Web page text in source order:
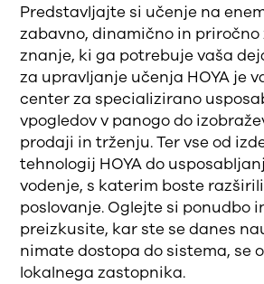
Predstavljajte si učenje na
zabavno, dinamično in priročno
znanje, ki ga potrebuje vaša
za upravljanje učenja HOYA je
center za specializirano
vpogledov v panogo do
prodaji in trženju. Ter vse od
tehnologij HOYA do
vodenje, s katerim boste
poslovanje. Oglejte si ponudbo
preizkusite, kar ste se danes
nimate dostopa do sistema, se
lokalnega zastopnika.